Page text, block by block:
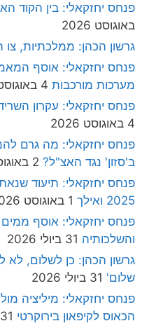
פנחס יחזקאלי: בין הקוד
באוגוסט 2026
גרשון הכהן: ממלכתיות,
פנחס יחזקאלי: אוסף
מערכות מורכבות 4 באוגוסט 2026
פנחס יחזקאלי: עקרון
4 באוגוסט 2026
פנחס יחזקאלי: מה גרם
ב'סזון' נגד האצ"ל? 2 באוגוסט 2026
פנחס יחזקאלי: תיעוד שנאת
2025 ואילך
1 באוגוסט 2026
פנחס יחזקאלי: אוסף
והשלכותיה 31 ביולי 2026
גרשון הכהן: כן לשלום,
שלום' 31 ביולי 2026
פנחס יחזקאלי: מיליציה
הכאוס לקיפאון בירוקרטי 31 ביולי 2026